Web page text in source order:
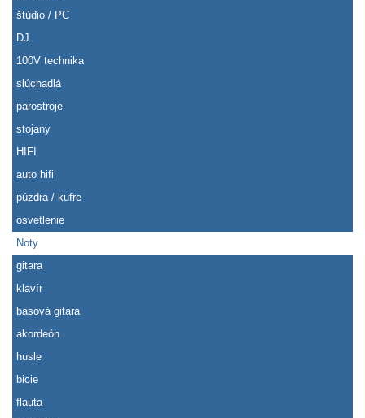
štúdio / PC
DJ
100V technika
slúchadlá
parostroje
stojany
HIFI
auto hifi
púzdra / kufre
osvetlenie
Noty
gitara
klavír
basová gitara
akordeón
husle
bicie
flauta